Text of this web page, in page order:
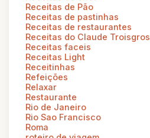
Receitas de Pão
Receitas de pastinhas
Receitas de restaurantes
Receitas do Claude Troisgros
Receitas faceis
Receitas Light
Receitinhas
Refeições
Relaxar
Restaurante
Rio de Janeiro
Rio Sao Francisco
Roma